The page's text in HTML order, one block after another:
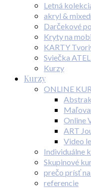
Letná
akryl &
Darčekové
Kryty na
KARTY
Sviečka
Kurzy
Kurzy
ONLINE
Online
ART
Video
Individuálne
Skupinové
prečo prísť
referencie